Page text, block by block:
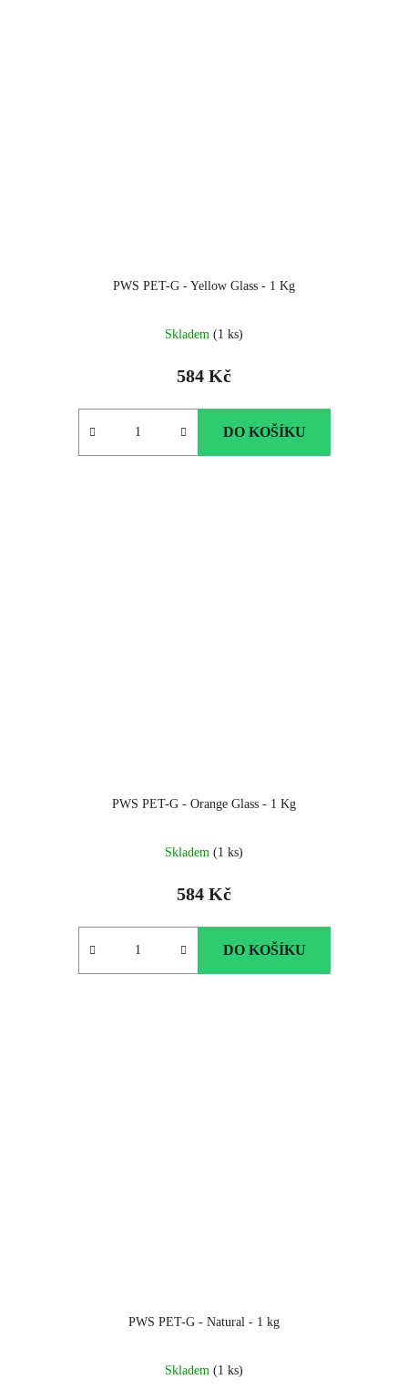
PWS PET-G - Yellow Glass - 1 Kg
Skladem (1 ks)
584 Kč
DO KOŠÍKU
PWS PET-G - Orange Glass - 1 Kg
Skladem (1 ks)
584 Kč
DO KOŠÍKU
PWS PET-G - Natural - 1 kg
Skladem (1 ks)